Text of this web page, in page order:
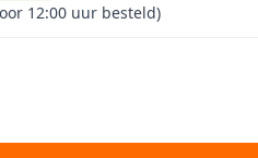
12:00 uur besteld)